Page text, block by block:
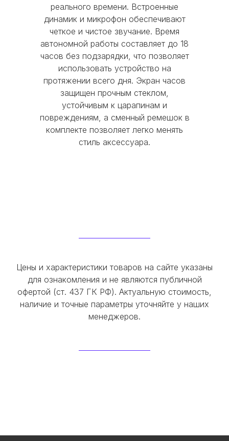
реального времени. Встроенные
динамик и микрофон обеспечивают
четкое и чистое звучание. Время
автономной работы составляет до 18
часов без подзарядки, что позволяет
использовать устройство на
протяжении всего дня. Экран часов
защищен прочным стеклом,
устойчивым к царапинам и
повреждениям, а сменный ремешок в
комплекте позволяет легко менять
стиль аксессуара.
Цены и характеристики товаров на сайте указаны
для ознакомления и не являются публичной
офертой (ст. 437 ГК РФ). Актуальную стоимость,
наличие и точные параметры уточняйте у наших
менеджеров.
Политика конфиденциальности
Сб-Вс и праздничные дни - выходные
Пт с 10:00 до 19:00
Пн-Чт с 10:00 до 20:00
Время работы: